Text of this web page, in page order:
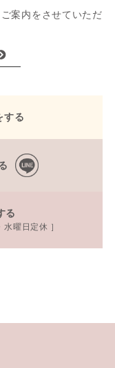
案内をさせていただ
する
る
曜日定休 ］